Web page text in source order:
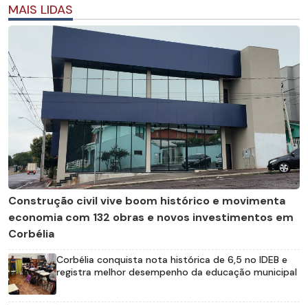
MAIS LIDAS
Construção civil vive boom histórico e movimenta
economia com 132 obras e novos investimentos em
Corbélia
Corbélia conquista nota histórica de 6,5 no IDEB e
registra melhor desempenho da educação municipal